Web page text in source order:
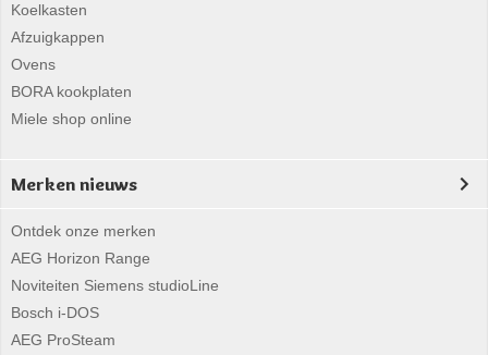
Koelkasten
Afzuigkappen
Ovens
BORA kookplaten
Miele shop online
Merken nieuws
Ontdek onze merken
AEG Horizon Range
Noviteiten Siemens studioLine
Bosch i-DOS
AEG ProSteam